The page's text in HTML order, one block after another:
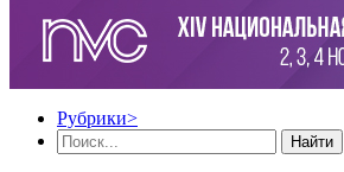
Рубрики>
Найти